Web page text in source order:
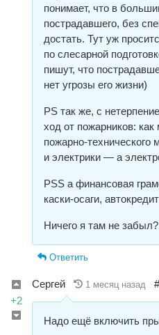
понимает, что в
пострадавшего, без
достать. Тут уж
по слесарной
пишут, что
нет угрозы его жизни)
РS так же, с
ход от пожарников:
пожарно-
и электрики — а
РSS a финансовая
каски-осаги,
Ничего я там не забыл?
Ответить
+2
Сергей 1 месяц назад
Надо ещё включить